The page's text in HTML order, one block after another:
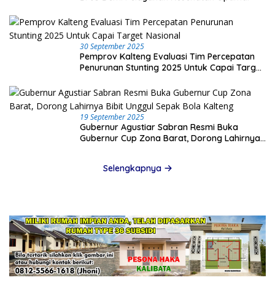
30 September 2025
Pemprov Kalteng Evaluasi Tim Percepatan
Penurunan Stunting 2025 Untuk Capai Target
19 September 2025
Gubernur Agustiar Sabran Resmi Buka
Gubernur Cup Zona Barat, Dorong Lahirnya
Selengkapnya